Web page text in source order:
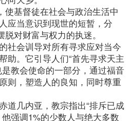
使基督徒在社会与政治生活中
应当意识到现世的短暂，分
对财富与权力的执迷。
社会训导对所有寻求应对当今
助。它引导人们“首先寻求天主
教会使命的一部分，通过福音
则，塑造人的良知，同时尊重
道几内亚，教宗指出“排斥已成
强调1%的少数人与绝大多数